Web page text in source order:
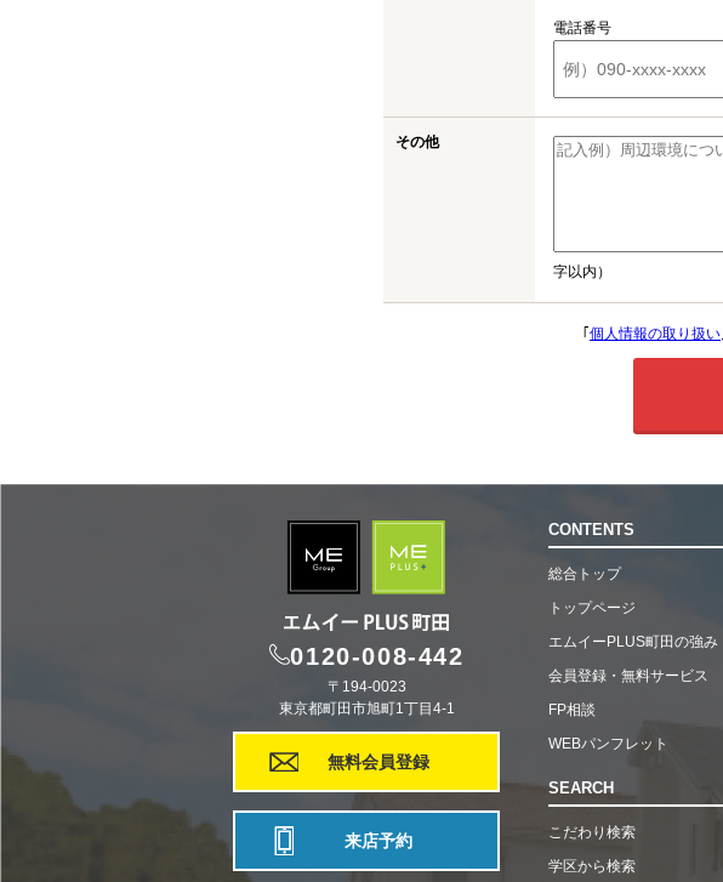
電話番号
その他
字以内）
｢ 個人情報の取り扱い
0120-008-442
〒194-0023
東京都町田市旭町1丁目4-1
無料会員登録
来店予約
CONTENTS
総合トップ
トップページ
エムイーPLUS町田の強み
会員登録・無料サービス
FP相談
WEBパンフレット
SEARCH
こだわり検索
学区から検索